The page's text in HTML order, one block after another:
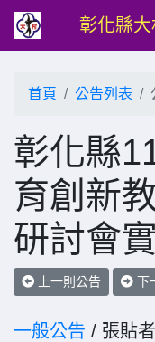
彰化縣
首頁 公告列表
彰化縣
育創新
研討會
上一則公告 下
一般公告 / 張貼者